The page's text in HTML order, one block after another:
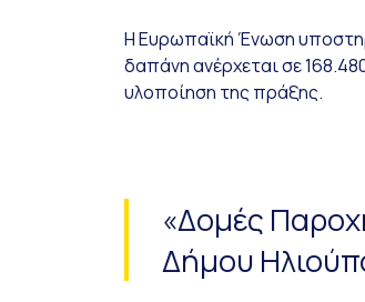
Η Ευρωπαϊκή Ένωση
δαπάνη ανέρχεται σε
υλοποίηση της πράξης.
«Δομές
Δήμου